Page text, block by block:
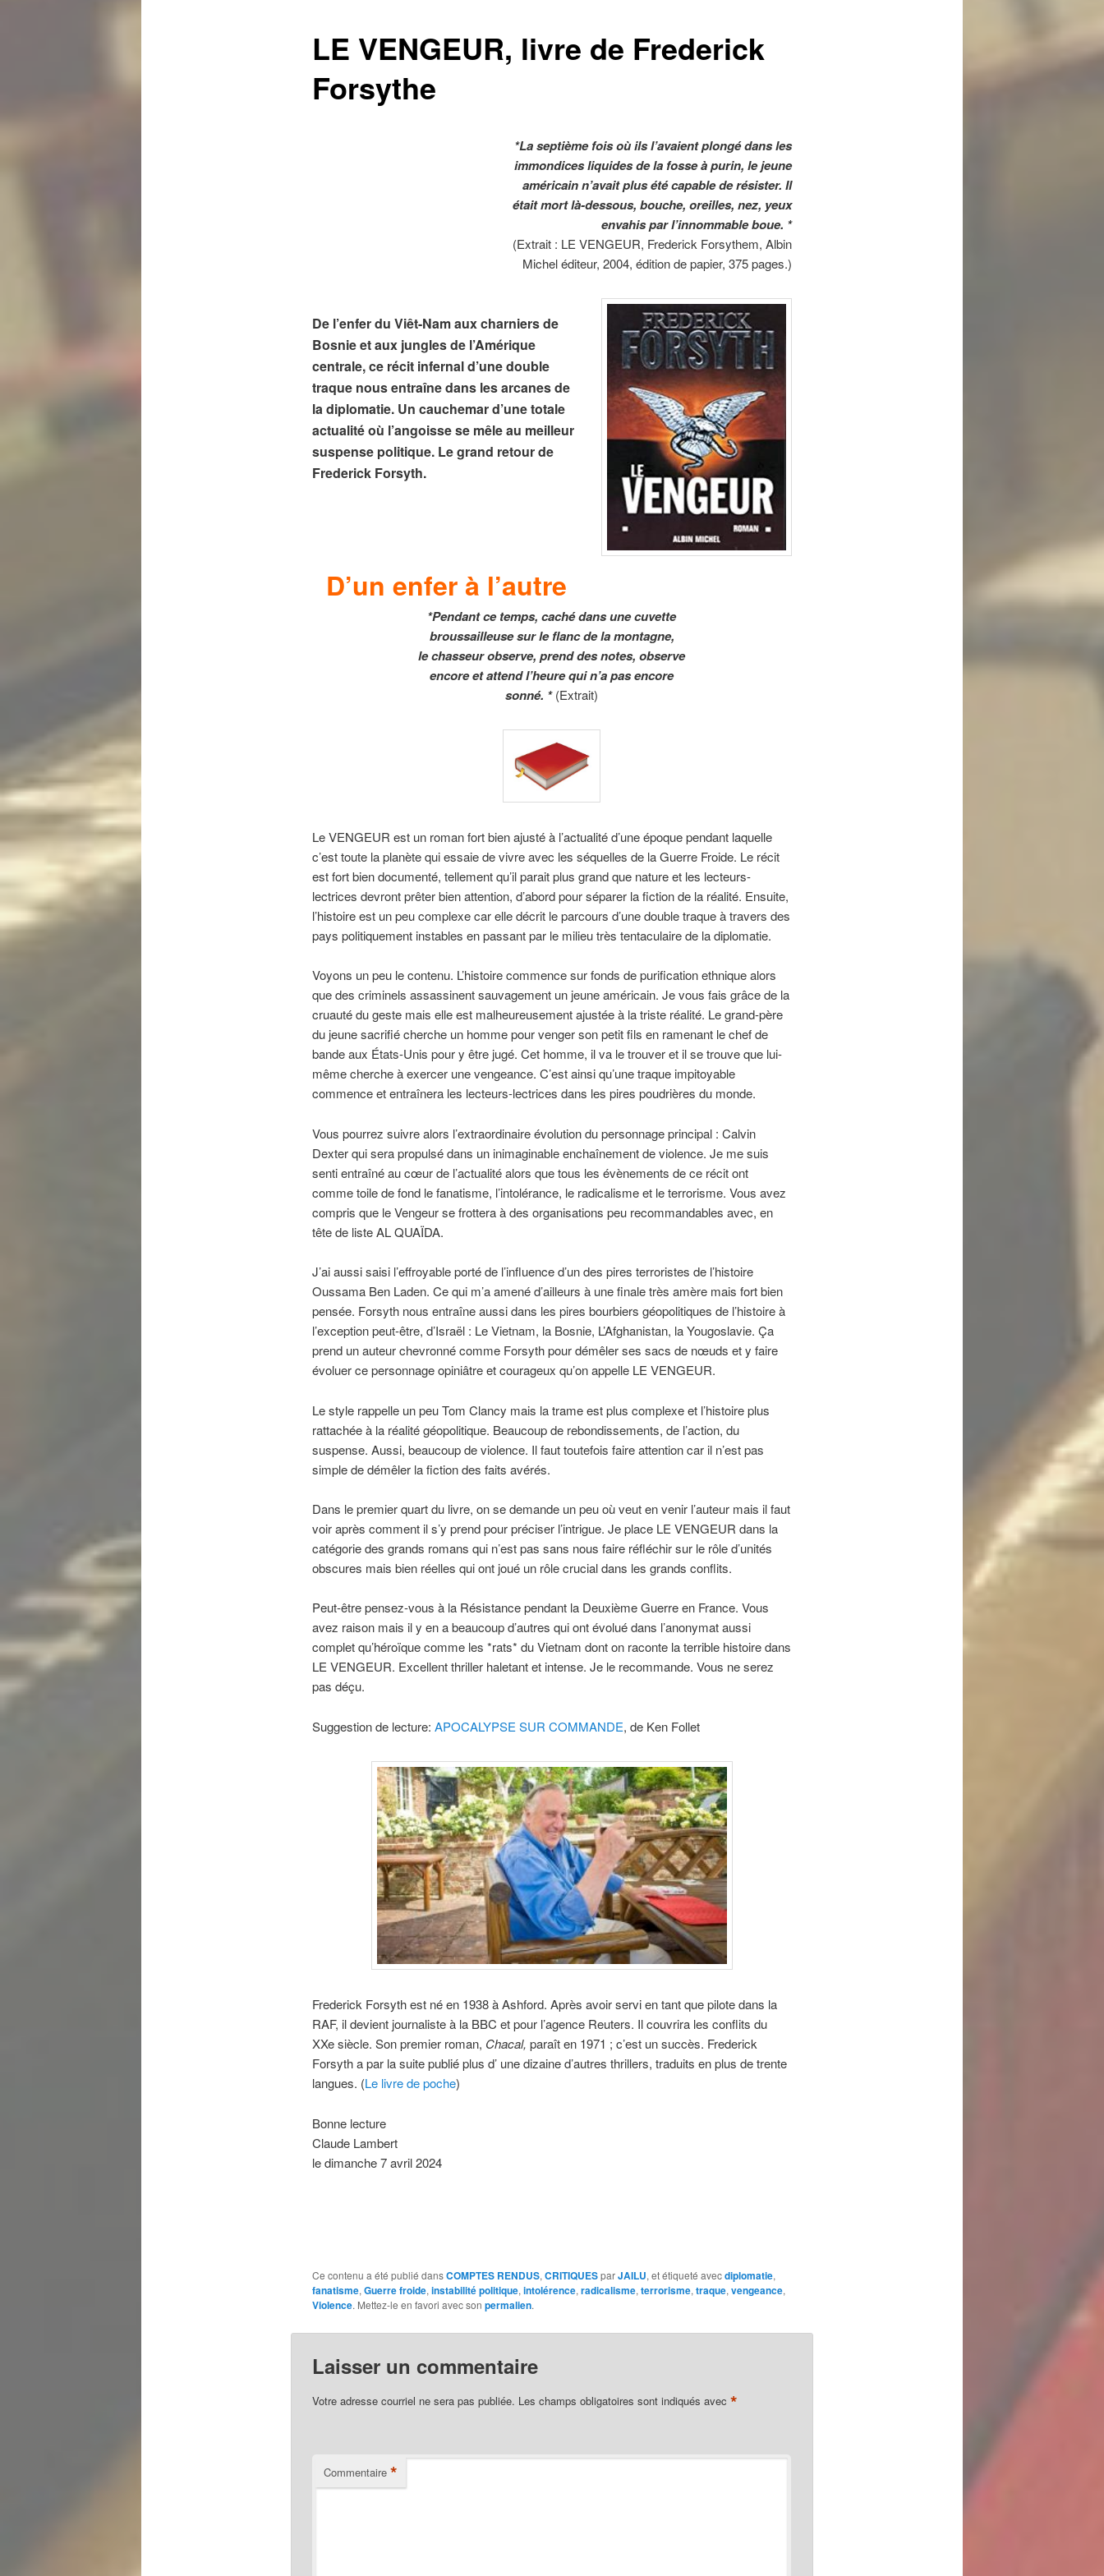
LE VENGEUR, livre de Frederick
Forsythe
*La septième fois où ils l’avaient plongé dans les
immondices liquides de la fosse à purin, le jeune
américain n’avait plus été capable de résister. Il
était mort là-dessous, bouche, oreilles, nez, yeux
envahis par l’innommable boue. *
(Extrait : LE VENGEUR, Frederick Forsythem, Albin
Michel éditeur, 2004, édition de papier, 375 pages.)
De l’enfer du Viêt-Nam aux charniers de
Bosnie et aux jungles de l’Amérique
centrale, ce récit infernal d’une double
traque nous entraîne dans les arcanes de
la diplomatie. Un cauchemar d’une totale
actualité où l’angoisse se mêle au meilleur
suspense politique. Le grand retour de
Frederick Forsyth.
D’un enfer à l’autre
*Pendant ce temps, caché dans une cuvette
broussailleuse sur le flanc de la montagne,
le chasseur observe, prend des notes, observe
encore et attend l’heure qui n’a pas encore
sonné. *(Extrait)
Le VENGEUR est un roman fort bien ajusté à l’actualité d’une époque pendant laquelle
c’est toute la planète qui essaie de vivre avec les séquelles de la Guerre Froide. Le récit
est fort bien documenté, tellement qu’il parait plus grand que nature et les lecteurs-
lectrices devront prêter bien attention, d’abord pour séparer la fiction de la réalité. Ensuite,
l’histoire est un peu complexe car elle décrit le parcours d’une double traque à travers des
pays politiquement instables en passant par le milieu très tentaculaire de la diplomatie.
Voyons un peu le contenu. L’histoire commence sur fonds de purification ethnique alors
que des criminels assassinent sauvagement un jeune américain. Je vous fais grâce de la
cruauté du geste mais elle est malheureusement ajustée à la triste réalité. Le grand-père
du jeune sacrifié cherche un homme pour venger son petit fils en ramenant le chef de
bande aux États-Unis pour y être jugé. Cet homme, il va le trouver et il se trouve que lui-
même cherche à exercer une vengeance. C’est ainsi qu’une traque impitoyable
commence et entraînera les lecteurs-lectrices dans les pires poudrières du monde.
Vous pourrez suivre alors l’extraordinaire évolution du personnage principal : Calvin
Dexter qui sera propulsé dans un inimaginable enchaînement de violence. Je me suis
senti entraîné au cœur de l’actualité alors que tous les évènements de ce récit ont
comme toile de fond le fanatisme, l’intolérance, le radicalisme et le terrorisme. Vous avez
compris que le Vengeur se frottera à des organisations peu recommandables avec, en
tête de liste AL QUAÏDA.
J’ai aussi saisi l’effroyable porté de l’influence d’un des pires terroristes de l’histoire
Oussama Ben Laden. Ce qui m’a amené d’ailleurs à une finale très amère mais fort bien
pensée. Forsyth nous entraîne aussi dans les pires bourbiers géopolitiques de l’histoire à
l’exception peut-être, d’Israël : Le Vietnam, la Bosnie, L’Afghanistan, la Yougoslavie. Ça
prend un auteur chevronné comme Forsyth pour démêler ses sacs de nœuds et y faire
évoluer ce personnage opiniâtre et courageux qu’on appelle LE VENGEUR.
Le style rappelle un peu Tom Clancy mais la trame est plus complexe et l’histoire plus
rattachée à la réalité géopolitique. Beaucoup de rebondissements, de l’action, du
suspense. Aussi, beaucoup de violence. Il faut toutefois faire attention car il n’est pas
simple de démêler la fiction des faits avérés.
Dans le premier quart du livre, on se demande un peu où veut en venir l’auteur mais il faut
voir après comment il s’y prend pour préciser l’intrigue. Je place LE VENGEUR dans la
catégorie des grands romans qui n’est pas sans nous faire réfléchir sur le rôle d’unités
obscures mais bien réelles qui ont joué un rôle crucial dans les grands conflits.
Peut-être pensez-vous à la Résistance pendant la Deuxième Guerre en France. Vous
avez raison mais il y en a beaucoup d’autres qui ont évolué dans l’anonymat aussi
complet qu’héroïque comme les *rats* du Vietnam dont on raconte la terrible histoire dans
LE VENGEUR. Excellent thriller haletant et intense. Je le recommande. Vous ne serez
pas déçu.
Suggestion de lecture: APOCALYPSE SUR COMMANDE, de Ken Follet
Frederick Forsyth est né en 1938 à Ashford. Après avoir servi en tant que pilote dans la
RAF, il devient journaliste à la BBC et pour l’agence Reuters. Il couvrira les conflits du
XXe siècle. Son premier roman, Chacal, paraît en 1971 ; c’est un succès. Frederick
Forsyth a par la suite publié plus d’ une dizaine d’autres thrillers, traduits en plus de trente
langues. (Le livre de poche)
Bonne lecture
Claude Lambert
le dimanche 7 avril 2024
Ce contenu a été publié dansCOMPTES RENDUS, CRITIQUESparJAILU, et étiqueté avecdiplomatie,
fanatisme, Guerre froide, instabilité politique, intolérence, radicalisme, terrorisme, traque, vengeance,
Violence. Mettez-le en favori avec son permalien.
Laisser un commentaire
Votre adresse courriel ne sera pas publiée. Les champs obligatoires sont indiqués avec *
Commentaire *